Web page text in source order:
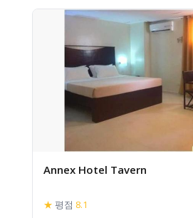
Annex Hotel Tavern
★ 평점 8.1